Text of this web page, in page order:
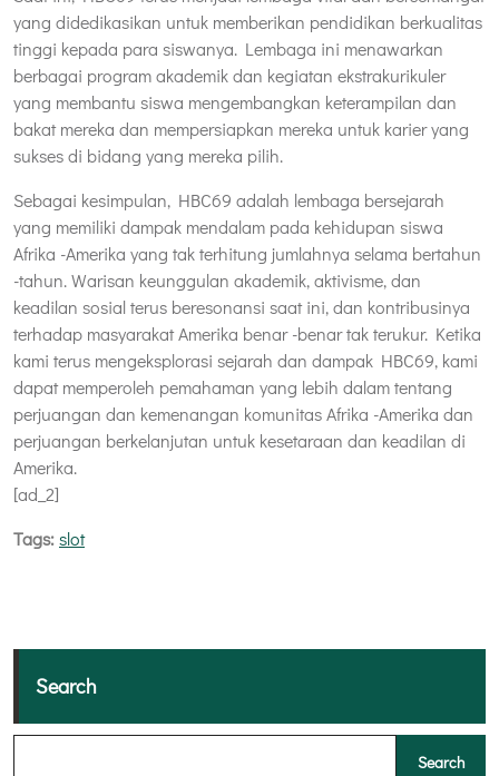
yang didedikasikan untuk memberikan pendidikan berkualitas
tinggi kepada para siswanya. Lembaga ini menawarkan
berbagai program akademik dan kegiatan ekstrakurikuler
yang membantu siswa mengembangkan keterampilan dan
bakat mereka dan mempersiapkan mereka untuk karier yang
sukses di bidang yang mereka pilih.
Sebagai kesimpulan, HBC69 adalah lembaga bersejarah
yang memiliki dampak mendalam pada kehidupan siswa
Afrika -Amerika yang tak terhitung jumlahnya selama bertahun
-tahun. Warisan keunggulan akademik, aktivisme, dan
keadilan sosial terus beresonansi saat ini, dan kontribusinya
terhadap masyarakat Amerika benar -benar tak terukur. Ketika
kami terus mengeksplorasi sejarah dan dampak HBC69, kami
dapat memperoleh pemahaman yang lebih dalam tentang
perjuangan dan kemenangan komunitas Afrika -Amerika dan
perjuangan berkelanjutan untuk kesetaraan dan keadilan di
Amerika.
[ad_2]
Tags:slot
Search
Search